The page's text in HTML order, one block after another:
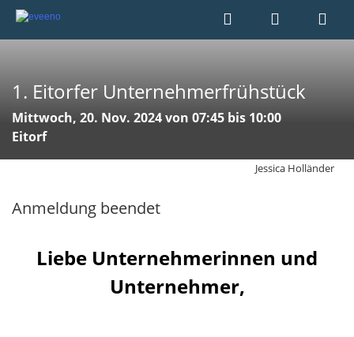
1. Eitorfer Unternehmerfrühstück
Mittwoch, 20. Nov. 2024 von 07:45 bis 10:00
Eitorf
Jessica Holländer
Anmeldung beendet
Liebe Unternehmerinnen und
Unternehmer,